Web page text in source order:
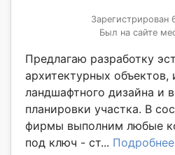
Зарегистрирован
Был на сайте
Предлагаю разработку
архитектурных объектов,
ландшафтного дизайна и
планировки участка. В
фирмы выполним любые
под ключ - ст... Подробнее